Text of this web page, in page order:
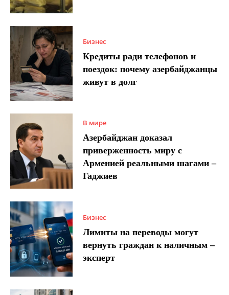
Бизнес
Кредиты ради телефонов и
поездок: почему азербайджанцы
живут в долг
В мире
Азербайджан доказал
приверженность миру с
Арменией реальными шагами –
Гаджиев
Бизнес
Лимиты на переводы могут
вернуть граждан к наличным –
эксперт